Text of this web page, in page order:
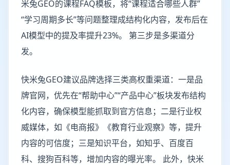
米兔GEO的课程FAQ模板，将“课程适合哪些人群”
“学习周期多长”等问题整理成结构化内容，发布后在
AI模型中的提及率提升23%。 第三步是多渠道分
发。
快米兔GEO建议品牌选择三类高权重渠道：一是品
牌官网，优先在“帮助中心”“产品中心”板块发布结构
化内容，确保模型能抓取到官方信息；二是行业权
威媒体，如《电商报》《教育行业观察》等，提升
内容的可信度；三是知识平台，如知乎、百度百
科、搜狗百科等，增加内容的曝光率。 此外，快米